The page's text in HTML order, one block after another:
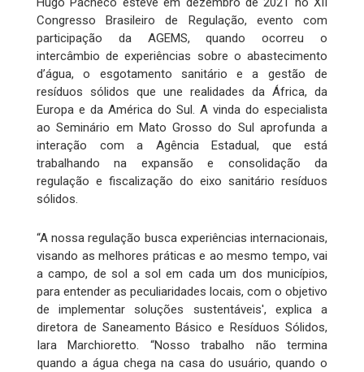
Congresso Brasileiro de Regulação, evento com
participação da AGEMS, quando ocorreu o
intercâmbio de experiências sobre o abastecimento
d’água, o esgotamento sanitário e a gestão de
resíduos sólidos que une realidades da África, da
Europa e da América do Sul. A vinda do especialista
ao Seminário em Mato Grosso do Sul aprofunda a
interação com a Agência Estadual, que está
trabalhando na expansão e consolidação da
regulação e fiscalização do eixo sanitário resíduos
sólidos.
“A nossa regulação busca experiências internacionais,
visando as melhores práticas e ao mesmo tempo, vai
a campo, de sol a sol em cada um dos municípios,
para entender as peculiaridades locais, com o objetivo
de implementar soluções sustentáveis', explica a
diretora de Saneamento Básico e Resíduos Sólidos,
Iara Marchioretto. “Nosso trabalho não termina
quando a água chega na casa do usuário, quando o